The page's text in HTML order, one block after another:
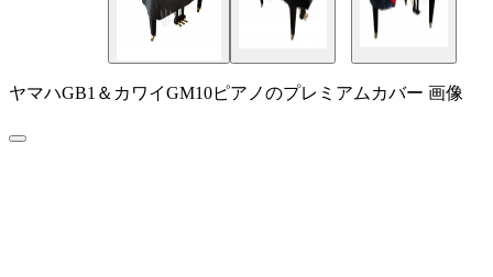
ヤマハGB1＆カワイGM10ピアノのプレミアムカバー 画像